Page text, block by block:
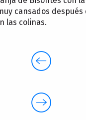
cansados
las colinas.